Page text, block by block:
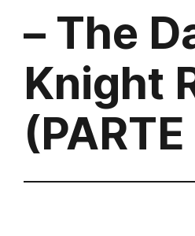
– The
Knight